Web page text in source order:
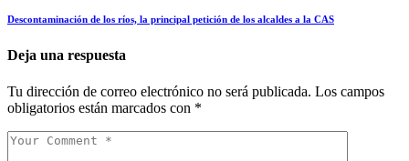
Descontaminación de los ríos, la principal petición de los alcaldes a la CAS
Deja una respuesta
Tu dirección de correo electrónico no será publicada. Los campos
obligatorios están marcados con *